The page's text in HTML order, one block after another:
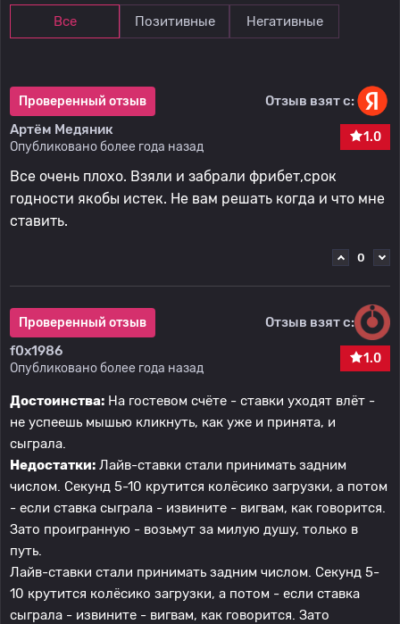
Все Позитивные Негативные
Проверенный отзыв
Отзыв взят с:
Артём Медяник
Опубликовано более года назад
1.0
Все очень плохо. Взяли и забрали фрибет,срок
годности якобы истек. Не вам решать когда и что мне
ставить.
0
Проверенный отзыв
Отзыв взят с:
f0x1986
Опубликовано более года назад
1.0
Достоинства: На гостевом счёте - ставки уходят влёт -
не успеешь мышью кликнуть, как уже и принята, и
сыграла.
Недостатки: Лайв-ставки стали принимать задним
числом. Секунд 5-10 крутится колёсико загрузки, а потом
- если ставка сыграла - извините - вигвам, как говорится.
Зато проигранную - возьмут за милую душу, только в
путь.
Лайв-ставки стали принимать задним числом. Секунд 5-
10 крутится колёсико загрузки, а потом - если ставка
сыграла - извините - вигвам, как говорится. Зато